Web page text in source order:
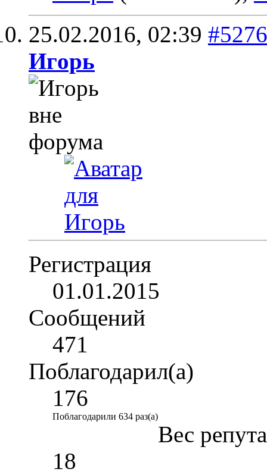
25.02.2016, 02:39 #5276
Игoрь
Регистрация
01.01.2015
Сообщений
471
Поблагодарил(а)
176
Поблагодарили 634 раз(а)
Вес
18